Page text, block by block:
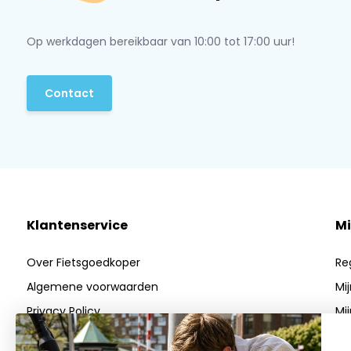
Ben je op zoek naar een andere binnenbandmaat?
onze
verder.
Op werkdagen bereikbaar van 10:00 tot 17:00 uur!
Contact
Klantenservice
Over Fietsgoedkoper
Algemene voorwaarden
Privacy Policy
Betaalmethoden